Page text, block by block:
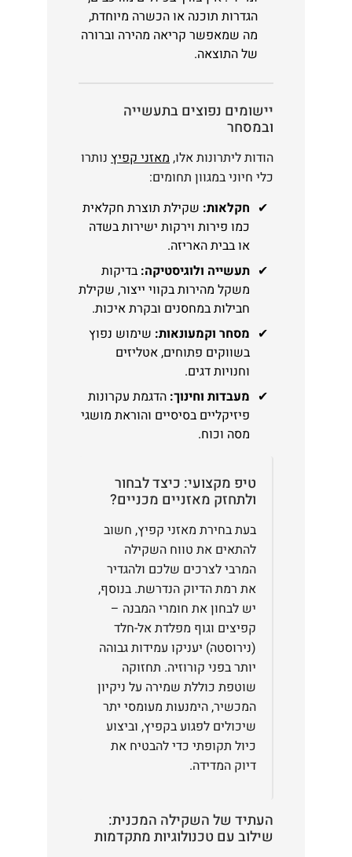
הגדרות תוכנה או הכשרה מיוחדת,
מה שמאפשר קריאה מהירה וברורה
של התוצאה.
יישומים נפוצים בתעשייה
ובמסחר
הודות ליתרונות אלו, מאזני קפיץ נותרו
כלי חיוני במגוון תחומים:
חקלאות: שקילת תוצרת חקלאית
כמו פירות וירקות ישירות בשדה
או בבית האריזה.
תעשייה ולוגיסטיקה: בדיקות
משקל מהירות בקווי ייצור, שקילת
חבילות במחסנים ובקרת איכות.
מסחר וקמעונאות: שימוש נפוץ
בשווקים פתוחים, אטליזים
וחנויות דגים.
מעבדות וחינוך: הדגמת עקרונות
פיזיקליים בסיסיים והוראת מושגי
מסה וכוח.
טיפ מקצועי: כיצד לבחור
ולתחזק מאזניים מכניים?
בעת בחירת מאזני קפיץ, חשוב
להתאים את טווח השקילה
המרבי לצרכים שלכם ולהגדיר
את רמת הדיוק הנדרשת. בנוסף,
יש לבחון את חומרי המבנה –
קפיצים וגוף מפלדת אל-חלד
(נירוסטה) יעניקו עמידות גבוהה
יותר בפני קורוזיה. תחזוקה
שוטפת כוללת שמירה על ניקיון
המכשיר, הימנעות מעומסי יתר
שיכולים לפגוע בקפיץ, וביצוע
כיול תקופתי כדי להבטיח את
דיוק המדידה.
העתיד של השקילה המכנית:
שילוב עם טכנולוגיות מתקדמות